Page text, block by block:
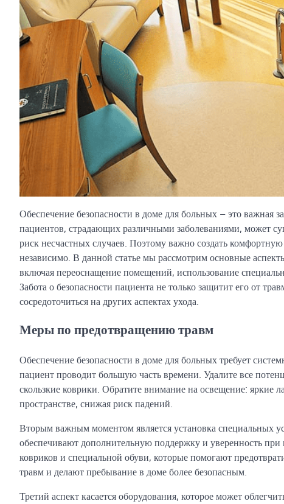
Обеспечение безопасности в доме для больных – это важная
пациентов, страдающих различными заболеваниями, может
риск несчастных случаев. Поэтому важно создать
независимо. В данной статье мы рассмотрим основные
включая переоснащение помещений, использование
Забота о безопасности пациента не только защитит его от
сосредоточиться на других аспектах ухода.
Меры по предотвращению травм
Обеспечение безопасности в доме для больных требует
пациент проводит большую часть времени. Удалите все
скользкие коврики. Обратите внимание на освещение: яркие
пространстве, снижая риск падений.
Вторым важным моментом является установка специальных
обеспечивают дополнительную поддержку и уверенность
ковриков и специальной обуви, которые помогают
травм и делают пребывание в доме более безопасным.
Третий аспект касается оборудования, которое может